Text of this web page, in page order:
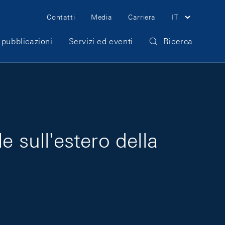
Meta Navigation
Contatti Media Carriera IT
Servizi ed eventi Ricerca
sull'estero della